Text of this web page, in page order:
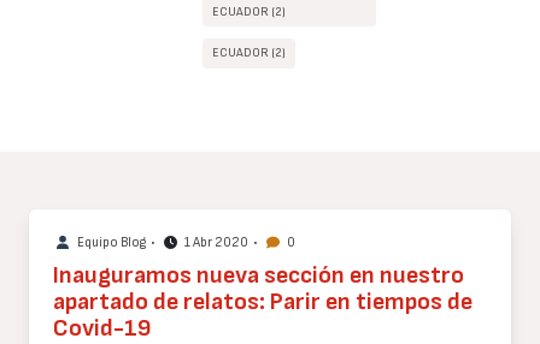
ECUADOR (2)
ECUADOR (2)
Equipo Blog • 1 Abr 2020 • 0
Inauguramos nueva sección en nuestro
apartado de relatos: Parir en tiempos de
Covid-19